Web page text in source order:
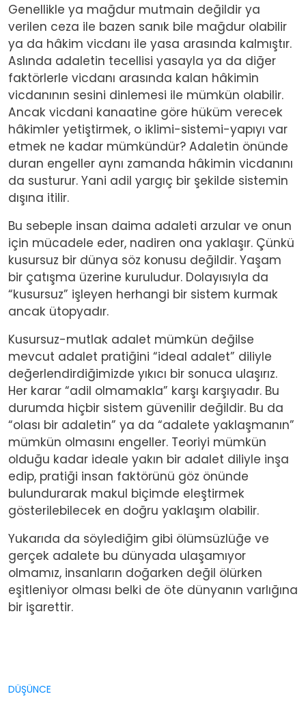
Genellikle ya mağdur mutmain değildir ya
verilen ceza ile bazen sanık bile mağdur olabilir
ya da hâkim vicdanı ile yasa arasında kalmıştır.
Aslında adaletin tecellisi yasayla ya da diğer
faktörlerle vicdanı arasında kalan hâkimin
vicdanının sesini dinlemesi ile mümkün olabilir.
Ancak vicdani kanaatine göre hüküm verecek
hâkimler yetiştirmek, o iklimi-sistemi-yapıyı var
etmek ne kadar mümkündür? Adaletin önünde
duran engeller aynı zamanda hâkimin vicdanını
da susturur. Yani adil yargıç bir şekilde sistemin
dışına itilir.
Bu sebeple insan daima adaleti arzular ve onun
için mücadele eder, nadiren ona yaklaşır. Çünkü
kusursuz bir dünya söz konusu değildir. Yaşam
bir çatışma üzerine kuruludur. Dolayısıyla da
“kusursuz” işleyen herhangi bir sistem kurmak
ancak ütopyadır.
Kusursuz-mutlak adalet mümkün değilse
mevcut adalet pratiğini “ideal adalet” diliyle
değerlendirdiğimizde yıkıcı bir sonuca ulaşırız.
Her karar “adil olmamakla” karşı karşıyadır. Bu
durumda hiçbir sistem güvenilir değildir. Bu da
“olası bir adaletin” ya da “adalete yaklaşmanın”
mümkün olmasını engeller. Teoriyi mümkün
olduğu kadar ideale yakın bir adalet diliyle inşa
edip, pratiği insan faktörünü göz önünde
bulundurarak makul biçimde eleştirmek
gösterilebilecek en doğru yaklaşım olabilir.
Yukarıda da söylediğim gibi ölümsüzlüğe ve
gerçek adalete bu dünyada ulaşamıyor
olmamız, insanların doğarken değil ölürken
eşitleniyor olması belki de öte dünyanın varlığına
bir işarettir.
DÜŞÜNCE